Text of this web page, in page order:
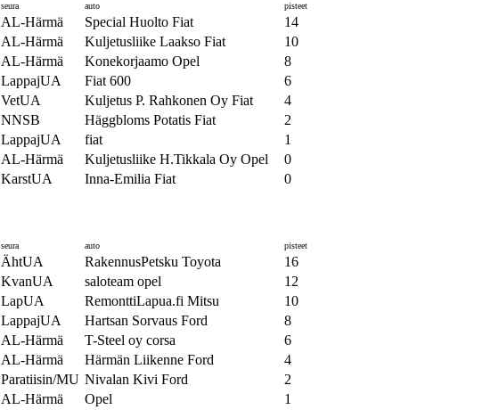
seura auto pisteet
AL-Härmä Special Huolto Fiat
14
AL-Härmä Kuljetusliike Laakso Fiat
10
AL-Härmä Konekorjaamo Opel
8
LappajUA Fiat 600
6
VetUA Kuljetus P. Rahkonen Oy Fiat
4
NNSB Häggbloms Potatis Fiat
2
LappajUA fiat
1
AL-Härmä Kuljetusliike H.Tikkala Oy Opel
0
KarstUA Inna-Emilia Fiat
0
seura auto pisteet
ÄhtUA RakennusPetsku Toyota
16
KvanUA saloteam opel
12
LapUA RemonttiLapua.fi Mitsu
10
LappajUA Hartsan Sorvaus Ford
8
AL-Härmä T-Steel oy corsa
6
AL-Härmä Härmän Liikenne Ford
4
Paratiisin/MU Nivalan Kivi Ford
2
AL-Härmä Opel 1